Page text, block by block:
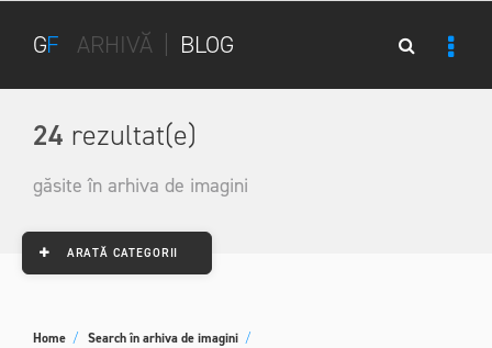
GF ARHIVĂ BLOG
24 rezultat(e)
găsite în arhiva de imagini
ARATĂ CATEGORII
Home / Search în arhiva de imagini /